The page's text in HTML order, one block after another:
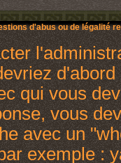
d'abus ou de légalité
qui vous
vous
avec un
exemple :